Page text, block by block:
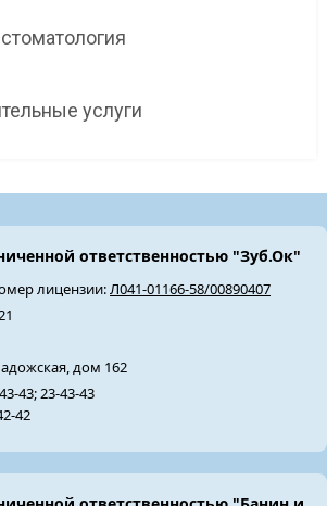
услуги
ответственностью "Зуб.Ок"
лицензии:Л041-01166-58/00890407
дом 162
43; 23-43-43
42